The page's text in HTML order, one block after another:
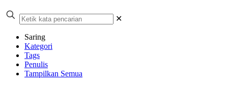
✕
Saring
Kategori
Tags
Penulis
Tampilkan Semua